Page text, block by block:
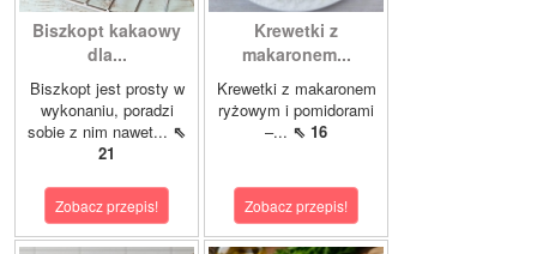
Biszkopt kakaowy
dla...
Biszkopt jest prosty w
wykonaniu, poradzi
sobie z nim nawet... ⇖
21
Zobacz przepis!
Krewetki z
makaronem...
Krewetki z makaronem
ryżowym i pomidorami
–... ⇖ 16
Zobacz przepis!